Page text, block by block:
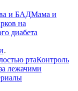
и БАДМама и
на
диабета
ртаКонтроль
лежачими